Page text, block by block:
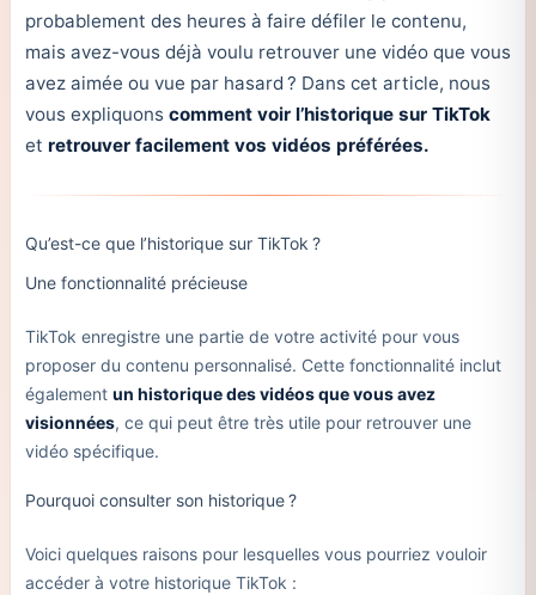
probablement des heures à faire défiler le contenu,
mais avez-vous déjà voulu retrouver une vidéo que vous
avez aimée ou vue par hasard ? Dans cet article, nous
vous expliquons comment voir l’historique sur TikTok
et retrouver facilement vos vidéos préférées.
Qu’est-ce que l’historique sur TikTok ?
Une fonctionnalité précieuse
TikTok enregistre une partie de votre activité pour vous
proposer du contenu personnalisé. Cette fonctionnalité inclut
également un historique des vidéos que vous avez
visionnées, ce qui peut être très utile pour retrouver une
vidéo spécifique.
Pourquoi consulter son historique ?
Voici quelques raisons pour lesquelles vous pourriez vouloir
accéder à votre historique TikTok :